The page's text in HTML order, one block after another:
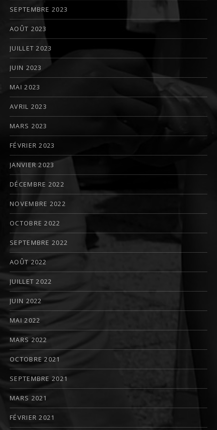
SEPTEMBRE 2023
AOÛT 2023
JUILLET 2023
JUIN 2023
MAI 2023
AVRIL 2023
MARS 2023
FÉVRIER 2023
JANVIER 2023
DÉCEMBRE 2022
NOVEMBRE 2022
OCTOBRE 2022
SEPTEMBRE 2022
AOÛT 2022
JUILLET 2022
JUIN 2022
MAI 2022
MARS 2022
OCTOBRE 2021
SEPTEMBRE 2021
MARS 2021
FÉVRIER 2021